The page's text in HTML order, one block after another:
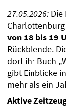
27.05.2026: Die
von 18 bis 19
Rückblende.
dort ihr Buch
gibt Einblicke
mehr als ein
Aktive